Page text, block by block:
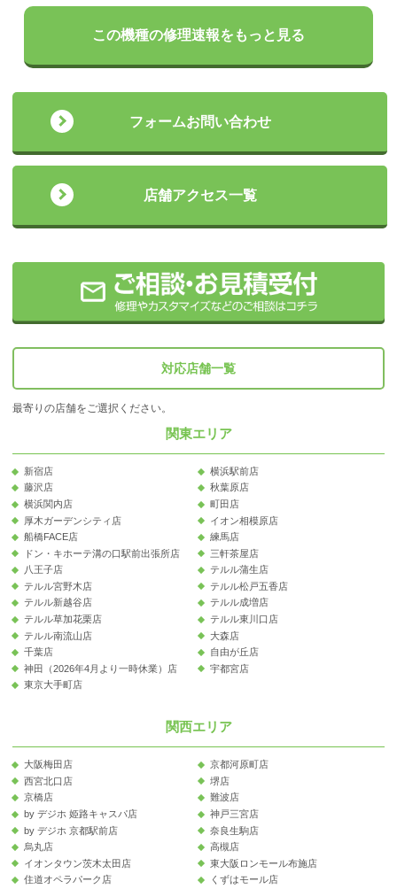
この機種の修理速報をもっと見る
フォームお問い合わせ
店舗アクセス一覧
対応店舗一覧
最寄りの店舗をご選択ください。
関東エリア
新宿店
横浜駅前店
藤沢店
秋葉原店
横浜関内店
町田店
厚木ガーデンシティ店
イオン相模原店
船橋FACE店
練馬店
ドン・キホーテ溝の口駅前出張所店
三軒茶屋店
八王子店
テルル蒲生店
テルル宮野木店
テルル松戸五香店
テルル新越谷店
テルル成増店
テルル草加花栗店
テルル東川口店
テルル南流山店
大森店
千葉店
自由が丘店
神田（2026年4月より一時休業）店
宇都宮店
東京大手町店
関西エリア
大阪梅田店
京都河原町店
西宮北口店
堺店
京橋店
難波店
by デジホ 姫路キャスパ店
神戸三宮店
by デジホ 京都駅前店
奈良生駒店
烏丸店
高槻店
イオンタウン茨木太田店
東大阪ロンモール布施店
住道オペラパーク店
くずはモール店